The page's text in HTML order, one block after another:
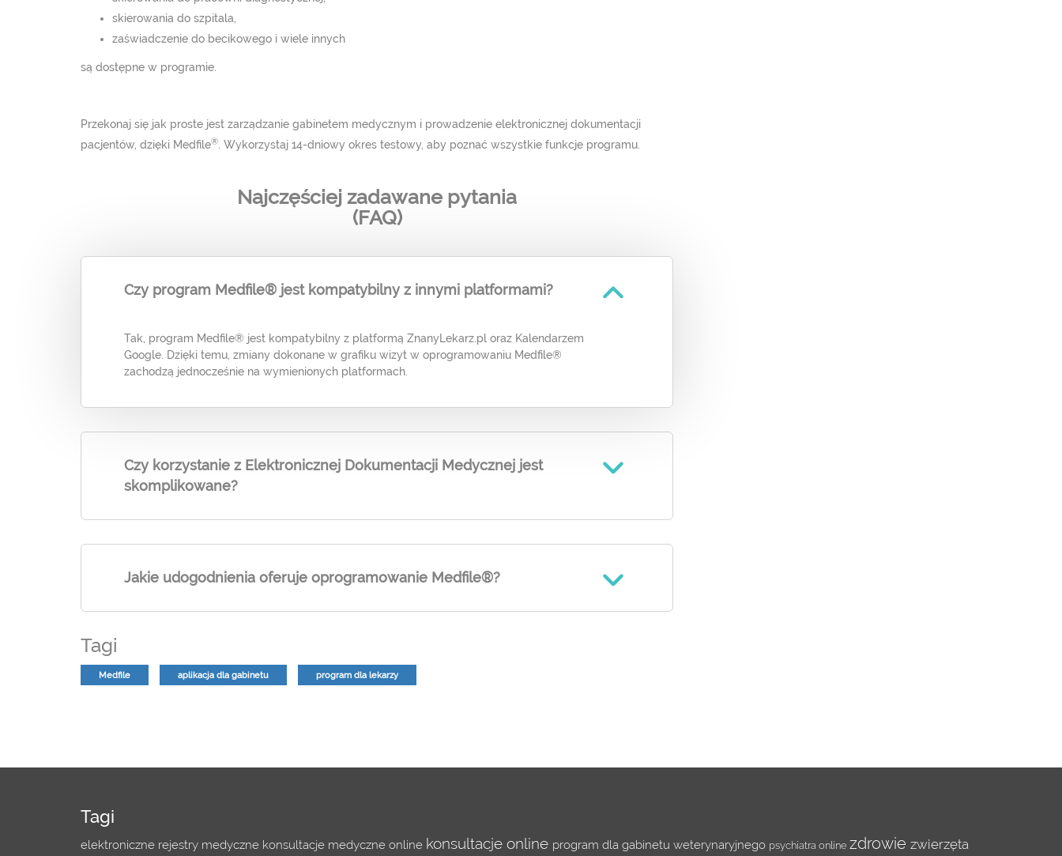
skierowania do szpitala,
zaświadczenie do becikowego i wiele innych
są dostępne w programie.
Przekonaj się jak proste jest zarządzanie gabinetem medycznym i prowadzenie elektronicznej dokumentacji
pacjentów, dzięki Medfile® . Wykorzystaj 14-dniowy okres testowy, aby poznać wszystkie funkcje programu.
Najczęściej zadawane pytania
(FAQ)
Czy program Medfile® jest kompatybilny z innymi platformami?
Tak, program Medfile® jest kompatybilny z platformą ZnanyLekarz.pl oraz Kalendarzem
Google. Dzięki temu, zmiany dokonane w grafiku wizyt w oprogramowaniu Medfile®
zachodzą jednocześnie na wymienionych platformach.
Czy korzystanie z Elektronicznej Dokumentacji Medycznej jest
skomplikowane?
Jakie udogodnienia oferuje oprogramowanie Medfile®?
Tagi
Medfile aplikacja dla gabinetu program dla lekarzy
Tagi
elektroniczne rejestry medyczne konsultacje medyczne online konsultacje online program dla gabinetu weterynaryjnego psychiatra online zdrowie zwierzęta